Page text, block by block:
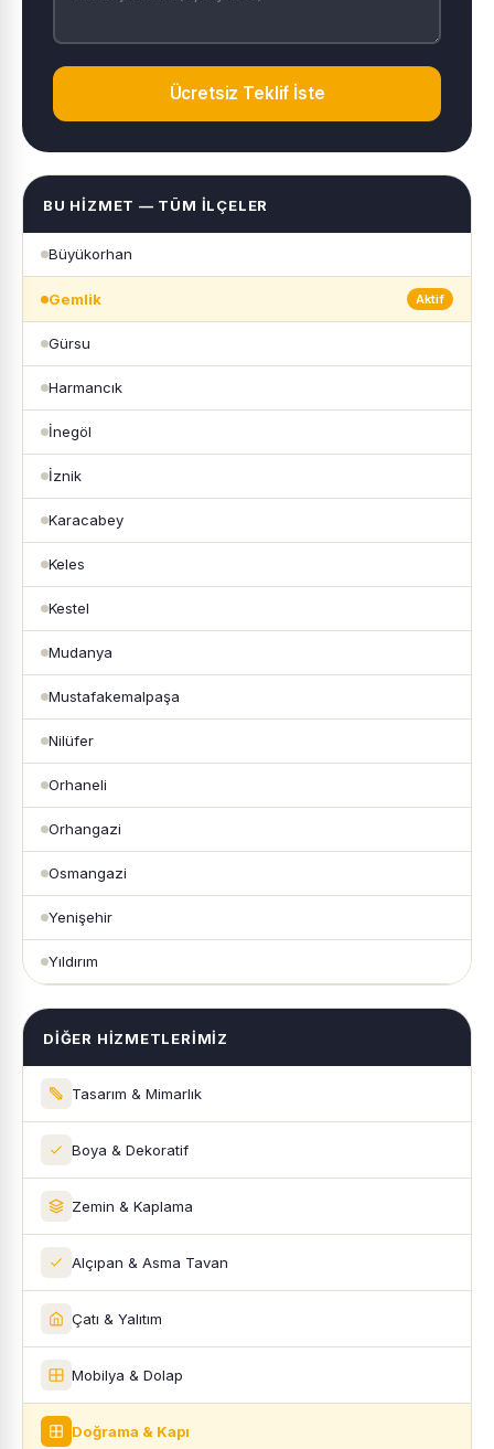
Ücretsiz Teklif İste
BU HIZMET — TÜM İLÇELER
Büyükorhan
Gemlik Aktif
Gürsu
Harmancık
İnegöl
İznik
Karacabey
Keles
Kestel
Mudanya
Mustafakemalpaşa
Nilüfer
Orhaneli
Orhangazi
Osmangazi
Yenişehir
Yıldırım
DIĞER HIZMETLERIMIZ
Tasarım & Mimarlık
Boya & Dekoratif
Zemin & Kaplama
Alçıpan & Asma Tavan
Çatı & Yalıtım
Mobilya & Dolap
Doğrama & Kapı